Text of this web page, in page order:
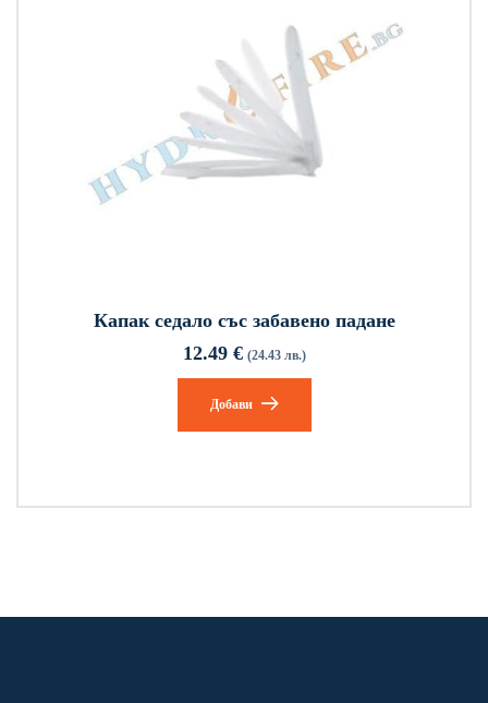
Капак седало със забавено падане
12.49 € (24.43 лв.)
Добави